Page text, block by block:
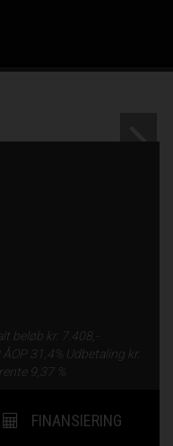
beløb kr.
7.408,-
ÅOP 31,4%
Udbetaling kr.
9,37 %
FINANSIERING